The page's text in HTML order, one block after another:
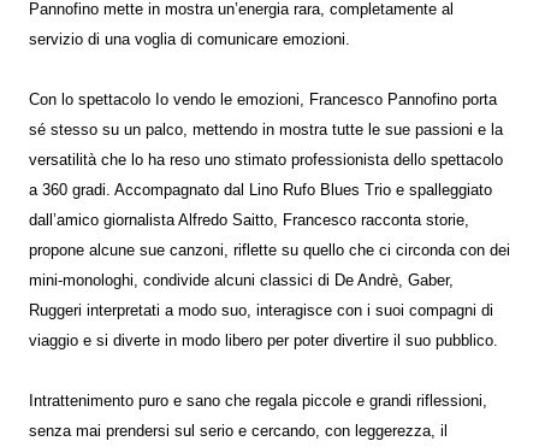
Pannofino mette in mostra un’energia rara, completamente al
servizio di una voglia di comunicare emozioni.
Con lo spettacolo Io vendo le emozioni, Francesco Pannofino porta
sé stesso su un palco, mettendo in mostra tutte le sue passioni e la
versatilità che lo ha reso uno stimato professionista dello spettacolo
a 360 gradi. Accompagnato dal Lino Rufo Blues Trio e spalleggiato
dall’amico giornalista Alfredo Saitto, Francesco racconta storie,
propone alcune sue canzoni, riflette su quello che ci circonda con dei
mini-monologhi, condivide alcuni classici di De Andrè, Gaber,
Ruggeri interpretati a modo suo, interagisce con i suoi compagni di
viaggio e si diverte in modo libero per poter divertire il suo pubblico.
Intrattenimento puro e sano che regala piccole e grandi riflessioni,
senza mai prendersi sul serio e cercando, con leggerezza, il